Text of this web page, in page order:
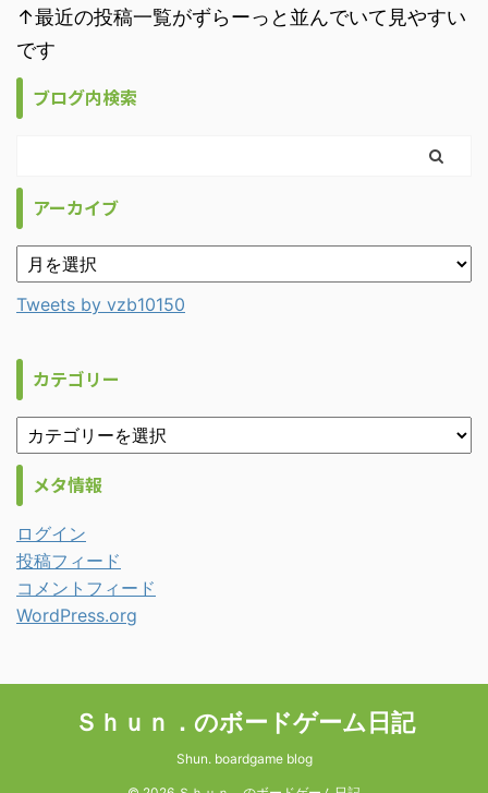
↑最近の投稿一覧がずらーっと並んでいて見やすい
です
ブログ内検索
アーカイブ
Tweets by vzb10150
カテゴリー
メタ情報
ログイン
投稿フィード
コメントフィード
WordPress.org
Ｓｈｕｎ．のボードゲーム日記
Shun. boardgame blog